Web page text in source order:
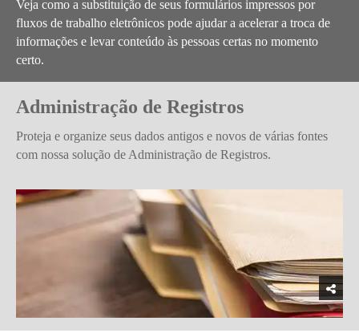
Veja como a substituição de seus formulários impressos por
fluxos de trabalho eletrônicos pode ajudar a acelerar a troca de
informações e levar conteúdo às pessoas certas no momento
certo.
Administração de Registros
Proteja e organize seus dados antigos e novos de várias fontes
com nossa solução de Administração de Registros.